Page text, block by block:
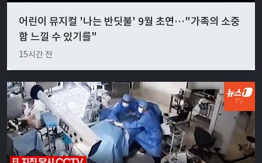
어린이 뮤지컬 '나는 반딧불' 9월 초연…"가족의 소중
함 느낄 수 있기를"
15시간 전